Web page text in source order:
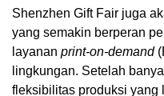
Shenzhen Gift Fair juga
yang semakin berperan
layanan print-on-demand
lingkungan. Setelah
fleksibilitas produksi yang